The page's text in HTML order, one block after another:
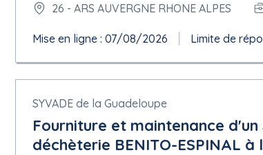
26 - ARS AUVERGNE RHONE ALPES
Mise en ligne : 07/08/2026 Limite de
SYVADE de la Guadeloupe
Fourniture et maintenance
déchèterie BENITO-ESPINAL à